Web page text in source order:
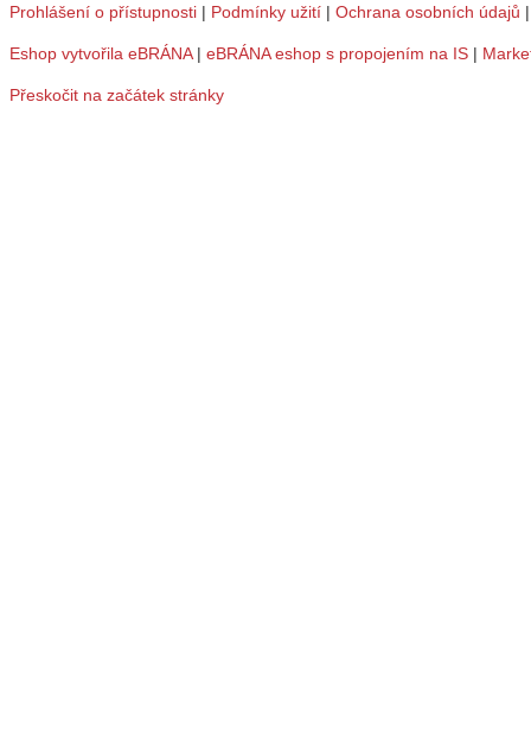
Prohlášení o přístupnosti | Podmínky užití | Ochrana osobních údajů
Eshop vytvořila eBRÁNA| eBRÁNA eshop s propojením na IS |
Přeskočit na začátek stránky